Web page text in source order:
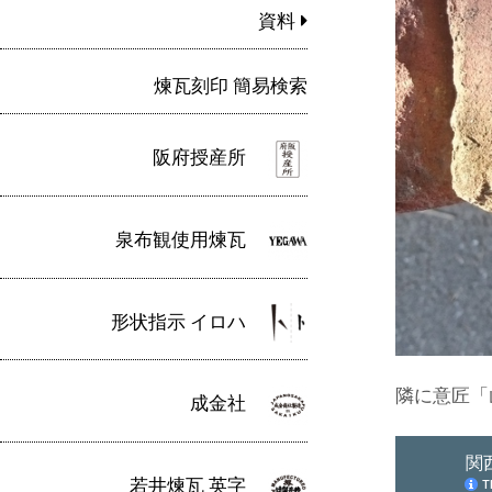
資料
煉瓦刻印 簡易検索
阪府授産所
泉布観使用煉瓦
形状指示 イロハ
成金社
若井煉瓦 英字
隣に意匠